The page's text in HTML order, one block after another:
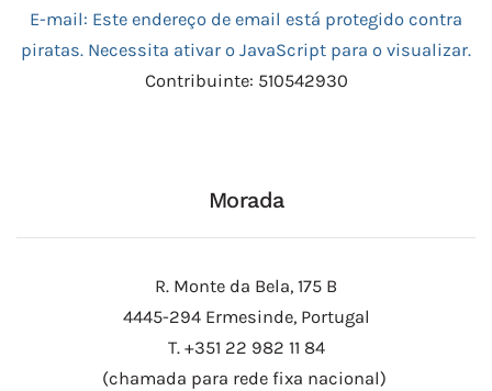
E-mail: Este endereço de email está protegido contra
piratas. Necessita ativar o JavaScript para o visualizar.
Contribuinte: 510542930
Morada
R. Monte da Bela, 175 B
4445-294 Ermesinde, Portugal
T. +351 22 982 11 84
(chamada para rede fixa nacional)